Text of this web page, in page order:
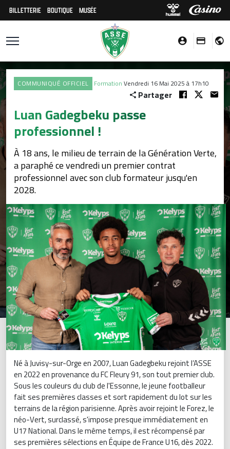
BILLETTERIE BOUTIQUE MUSÉE
COMMUNIQUÉ OFFICIEL Formation Vendredi 16 Mai 2025 à 17h10
Partager
Luan Gadegbeku passe
professionnel !
À 18 ans, le milieu de terrain de la Génération Verte,
a paraphé ce vendredi un premier contrat
professionnel avec son club formateur jusqu'en
2028.
Né à Juvisy-sur-Orge en 2007, Luan Gadegbeku rejoint l’ASSE
en 2022 en provenance du FC Fleury 91, son tout premier club.
Sous les couleurs du club de l'Essonne, le jeune footballeur
fait ses premières classes et sort rapidement du lot sur les
terrains de la région parisienne. Après avoir rejoint le Forez, le
néo-Vert, surclassé, s'impose presque immédiatement en
U17 National. Dans le même temps, il est récompensé par
ses premières sélections en Équipe de France U16, dès 2022.